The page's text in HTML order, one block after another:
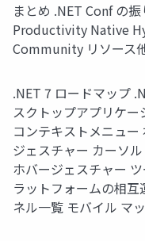
まとめ .NET Conf の振
Productivity Native
Community リソース
.NET 7 ロードマップ
スクトップアプリケー
コンテキストメニュー
ジェスチャー カーソ
ホバージェスチャー
ラットフォームの相互
ネル⼀覧 モバイル マ